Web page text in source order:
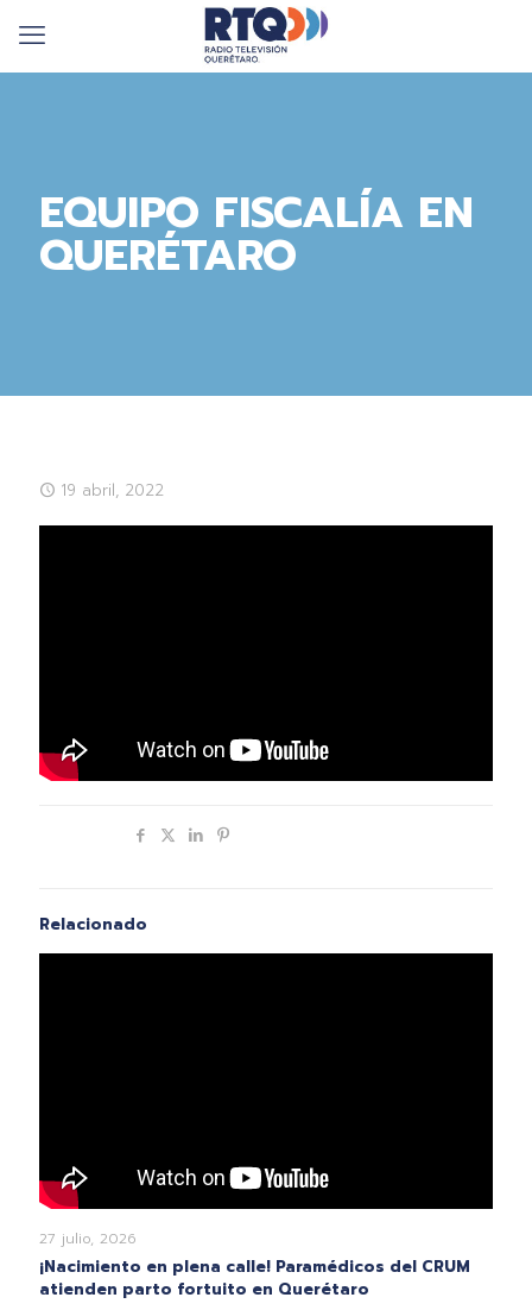
EQUIPO FISCALÍA EN
QUERÉTARO
19 abril, 2022
Relacionado
27 julio, 2026
¡Nacimiento en plena calle! Paramédicos del CRUM
atienden parto fortuito en Querétaro